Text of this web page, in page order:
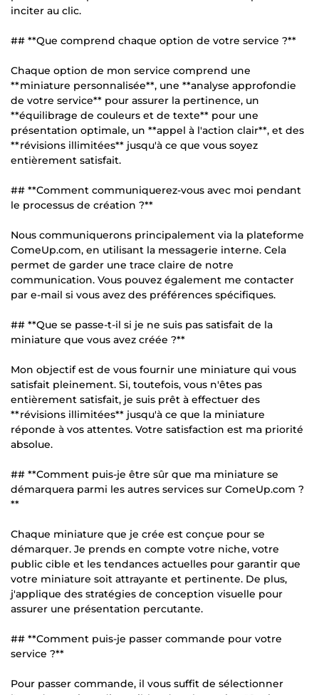
inciter au clic.
## **Que comprend chaque option de votre service ?**
Chaque option de mon service comprend une
**miniature personnalisée**, une **analyse approfondie
de votre service** pour assurer la pertinence, un
**équilibrage de couleurs et de texte** pour une
présentation optimale, un **appel à l'action clair**, et des
**révisions illimitées** jusqu'à ce que vous soyez
entièrement satisfait.
## **Comment communiquerez-vous avec moi pendant
le processus de création ?**
Nous communiquerons principalement via la plateforme
ComeUp.com, en utilisant la messagerie interne. Cela
permet de garder une trace claire de notre
communication. Vous pouvez également me contacter
par e-mail si vous avez des préférences spécifiques.
## **Que se passe-t-il si je ne suis pas satisfait de la
miniature que vous avez créée ?**
Mon objectif est de vous fournir une miniature qui vous
satisfait pleinement. Si, toutefois, vous n'êtes pas
entièrement satisfait, je suis prêt à effectuer des
**révisions illimitées** jusqu'à ce que la miniature
réponde à vos attentes. Votre satisfaction est ma priorité
absolue.
## **Comment puis-je être sûr que ma miniature se
démarquera parmi les autres services sur ComeUp.com ?
**
Chaque miniature que je crée est conçue pour se
démarquer. Je prends en compte votre niche, votre
public cible et les tendances actuelles pour garantir que
votre miniature soit attrayante et pertinente. De plus,
j'applique des stratégies de conception visuelle pour
assurer une présentation percutante.
## **Comment puis-je passer commande pour votre
service ?**
Pour passer commande, il vous suffit de sélectionner